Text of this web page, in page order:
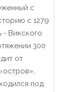
с
с 1279
- Викского
300
от
под